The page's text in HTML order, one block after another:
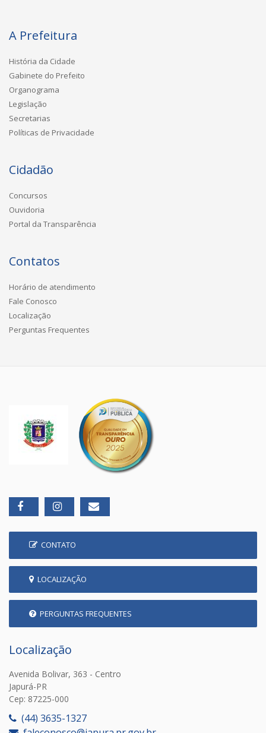
A Prefeitura
História da Cidade
Gabinete do Prefeito
Organograma
Legislação
Secretarias
Políticas de Privacidade
Cidadão
Concursos
Ouvidoria
Portal da Transparência
Contatos
Horário de atendimento
Fale Conosco
Localização
Perguntas Frequentes
CONTATO
LOCALIZAÇÃO
PERGUNTAS FREQUENTES
Localização
Avenida Bolivar, 363 - Centro
Japurá-PR
Cep: 87225-000
(44) 3635-1327